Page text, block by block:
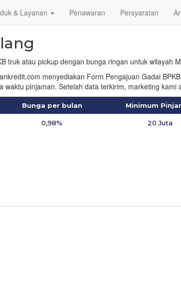
& Layanan Penawaran Persyaratan
truk atau pickup dengan bunga ringan untuk wilayah
menyediakan Form Pengajuan Gadai
pinjaman. Setelah data terkirim, marketing
Bunga per bulan Minimum
0,98% 20 Juta